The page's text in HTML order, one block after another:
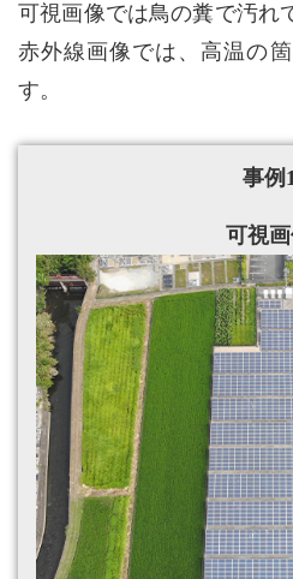
可視画像では鳥の糞で汚れ
赤外線画像では、高温の
す。
事例
可視